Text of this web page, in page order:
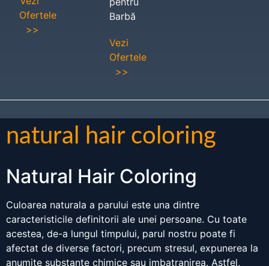
Ofertele
>>
Barbă
Vezi
Ofertele
>>
natural hair coloring
Natural Hair Coloring
Culoarea naturala a parului este una dintre
caracteristicile definitorii ale unei persoane. Cu toate
acestea, de-a lungul timpului, parul nostru poate fi
afectat de diverse factori, precum stresul, expunerea la
anumite substante chimice sau imbatranirea. Astfel,